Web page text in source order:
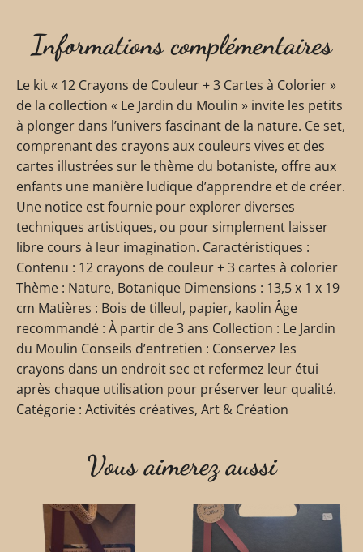
Informations complémentaires
Le kit « 12 Crayons de Couleur + 3 Cartes à Colorier »
de la collection « Le Jardin du Moulin » invite les petits
à plonger dans l’univers fascinant de la nature. Ce set,
comprenant des crayons aux couleurs vives et des
cartes illustrées sur le thème du botaniste, offre aux
enfants une manière ludique d’apprendre et de créer.
Une notice est fournie pour explorer diverses
techniques artistiques, ou pour simplement laisser
libre cours à leur imagination. Caractéristiques :
Contenu : 12 crayons de couleur + 3 cartes à colorier
Thème : Nature, Botanique Dimensions : 13,5 x 1 x 19
cm Matières : Bois de tilleul, papier, kaolin Âge
recommandé : À partir de 3 ans Collection : Le Jardin
du Moulin Conseils d’entretien : Conservez les
crayons dans un endroit sec et refermez leur étui
après chaque utilisation pour préserver leur qualité.
Catégorie : Activités créatives, Art & Création
Vous aimerez aussi